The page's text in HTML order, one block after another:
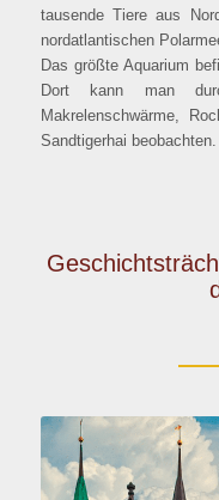
tausende Tiere aus
nordatlantischen
Das größte Aquarium
Dort kann man
Makrelenschwärme,
Sandtigerhai beobachten.